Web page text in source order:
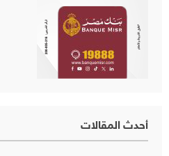
أحدث المقالات